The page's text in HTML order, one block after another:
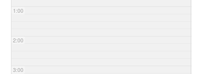
1:00
2:00
3:00